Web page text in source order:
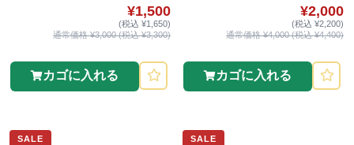
¥1,500
(税込 ¥1,650)
通常価格 ¥3,000 (税込 ¥3,300)
カゴに入れる
¥2,000
(税込 ¥2,200)
通常価格 ¥4,000 (税込 ¥4,400)
カゴに入れる
SALE SALE